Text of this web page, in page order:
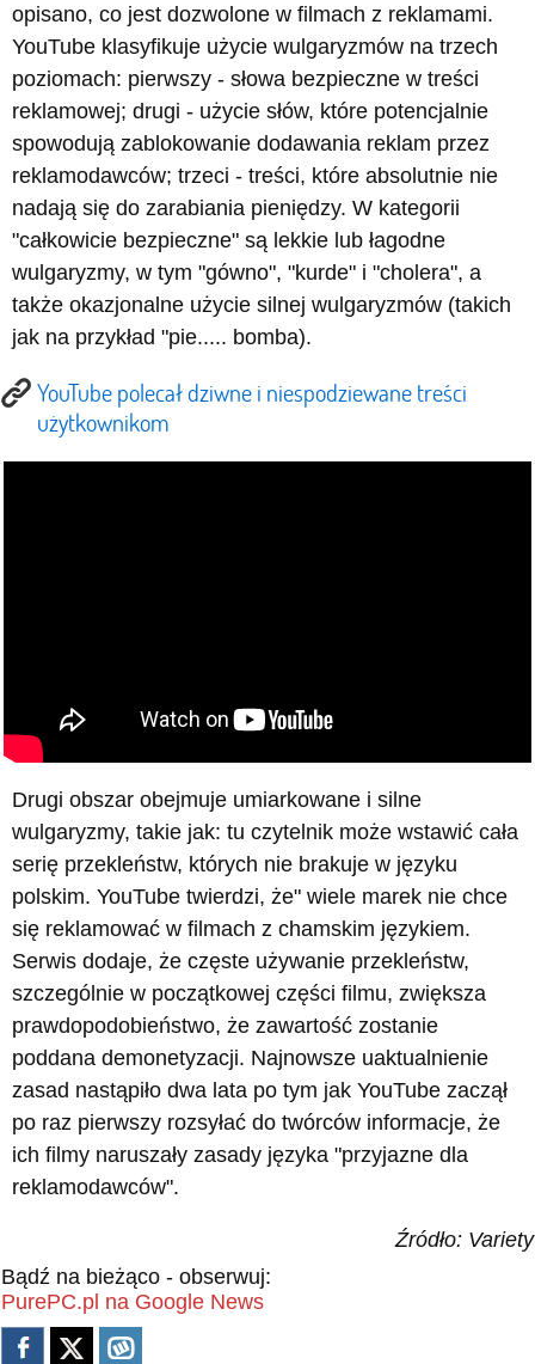
opisano, co jest dozwolone w filmach z reklamami.
YouTube klasyfikuje użycie wulgaryzmów na trzech
poziomach: pierwszy - słowa bezpieczne w treści
reklamowej; drugi - użycie słów, które potencjalnie
spowodują zablokowanie dodawania reklam przez
reklamodawców; trzeci - treści, które absolutnie nie
nadają się do zarabiania pieniędzy. W kategorii
"całkowicie bezpieczne" są lekkie lub łagodne
wulgaryzmy, w tym "gówno", "kurde" i "cholera", a
także okazjonalne użycie silnej wulgaryzmów (takich
jak na przykład "pie..... bomba).
YouTube polecał dziwne i niespodziewane treści
użytkownikom
Drugi obszar obejmuje umiarkowane i silne
wulgaryzmy, takie jak: tu czytelnik może wstawić cała
serię przekleństw, których nie brakuje w języku
polskim. YouTube twierdzi, że" wiele marek nie chce
się reklamować w filmach z chamskim językiem.
Serwis dodaje, że częste używanie przekleństw,
szczególnie w początkowej części filmu, zwiększa
prawdopodobieństwo, że zawartość zostanie
poddana demonetyzacji. Najnowsze uaktualnienie
zasad nastąpiło dwa lata po tym jak YouTube zaczął
po raz pierwszy rozsyłać do twórców informacje, że
ich filmy naruszały zasady języka "przyjazne dla
reklamodawców".
Źródło: Variety
Bądź na bieżąco - obserwuj:
PurePC.pl na Google News